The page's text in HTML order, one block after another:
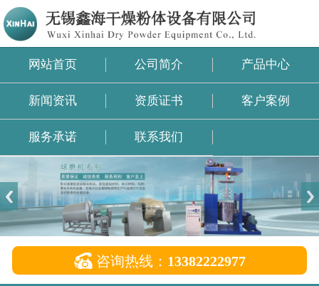
网站首页 公司简介 产品中心
新闻资讯 资质证书 客户案例
服务承诺 联系我们
 咨询热线： 13382222977